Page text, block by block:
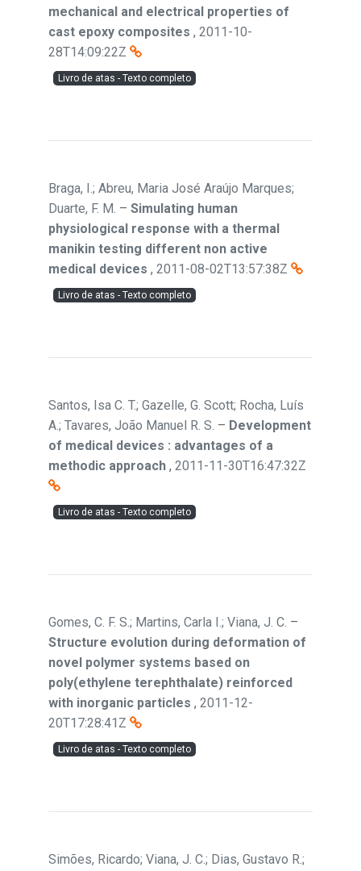
mechanical and electrical properties of
cast epoxy composites , 2011-10-
28T14:09:22Z
Livro de atas - Texto completo
Braga, I.; Abreu, Maria José Araújo Marques;
Duarte, F. M. – Simulating human
physiological response with a thermal
manikin testing different non active
medical devices , 2011-08-02T13:57:38Z
Livro de atas - Texto completo
Santos, Isa C. T.; Gazelle, G. Scott; Rocha, Luís
A.; Tavares, João Manuel R. S. – Development
of medical devices : advantages of a
methodic approach , 2011-11-30T16:47:32Z
Livro de atas - Texto completo
Gomes, C. F. S.; Martins, Carla I.; Viana, J. C. –
Structure evolution during deformation of
novel polymer systems based on
poly(ethylene terephthalate) reinforced
with inorganic particles , 2011-12-
20T17:28:41Z
Livro de atas - Texto completo
Simões, Ricardo; Viana, J. C.; Dias, Gustavo R.;